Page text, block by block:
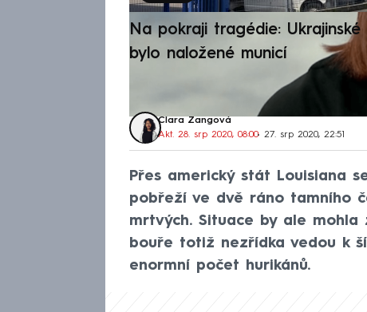
Na pokraji tragédie:
bylo naložené municí
Clara Zangová
Akt. 28. srp 2020, 08:00• 27. srp 2020, 22:51
Přes americký stát Louisiana
pobřeží ve dvě ráno tamního
mrtvých. Situace by ale mohla
bouře totiž nezřídka vedou k
enormní počet hurikánů.